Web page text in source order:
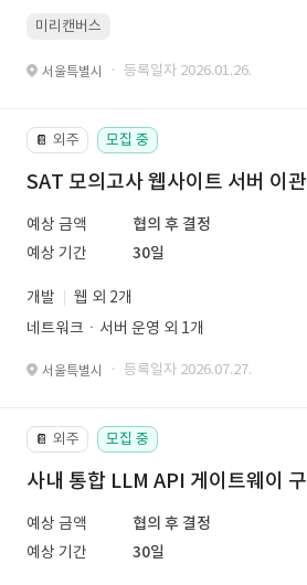
미리캔버스
서울특별시 · 등록일자 2026.01.26.
📔 외주 모집 중
SAT 모의고사 웹사이트 서버 이
예상 금액
협의 후 결정
예상 기간
30일
개발
웹 외 2개
네트워크ㆍ서버 운영 외 1개
서울특별시 · 등록일자 2026.07.27.
📔 외주 모집 중
사내 통합 LLM API 게이트웨이
예상 금액
협의 후 결정
예상 기간
30일